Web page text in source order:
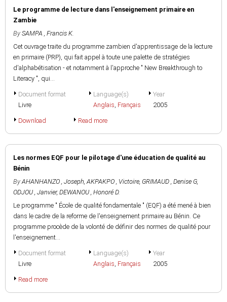
Le programme de lecture dans l'enseignement primaire en
Zambie
By SAMPA , Francis K.
Cet ouvrage traite du programme zambien d'apprentissage de la lecture
en primaire (PRP), qui fait appel à toute une palette de stratégies
d'alphabétisation - et notamment à l'approche " New Breakthrough to
Literacy ", qui...
Document format
Livre
Language(s)
Anglais, Français
Year
2005
Download Read more
Les normes EQF pour le pilotage d'une éducation de qualité au
Bénin
By AHANHANZO , Joseph,AKPAKPO , Victoire, GRIMAUD , Denise G,
ODJOU , Janvier, DEWANOU , Honoré D.
Le programme " École de qualité fondamentale " (EQF) a été mené à bien
dans le cadre de la reforme de l'enseignement primaire au Bénin. Ce
programme procède de la volonté de définir des normes de qualité pour
l'enseignement...
Document format
Livre
Language(s)
Anglais, Français
Year
2005
Read more